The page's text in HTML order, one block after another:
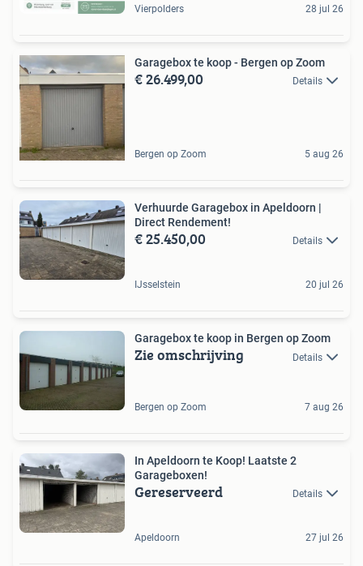
Vierpolders 28 jul 26
Garagebox te koop - Bergen op Zoom
€ 26.499,00 Details
Bergen op Zoom 5 aug 26
Verhuurde Garagebox in Apeldoorn |
Direct Rendement!
€ 25.450,00 Details
IJsselstein 20 jul 26
Garagebox te koop in Bergen op Zoom
Zie omschrijving Details
Bergen op Zoom 7 aug 26
In Apeldoorn te Koop! Laatste 2
Garageboxen!
Gereserveerd Details
Apeldoorn 27 jul 26